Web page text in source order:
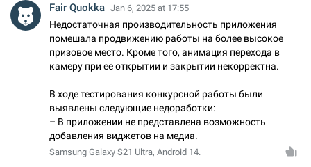
Fair Quokka Jan 6, 2025 at 17:55
Недостаточная производительность приложения
помешала продвижению работы на более высокое
призовое место. Кроме того, анимация перехода в
камеру при её открытии и закрытии некорректна.
В ходе тестирования конкурсной работы были
выявлены следующие недоработки:
– В приложении не представлена возможность
добавления виджетов на медиа.
Samsung Galaxy S21 Ultra, Android 14.